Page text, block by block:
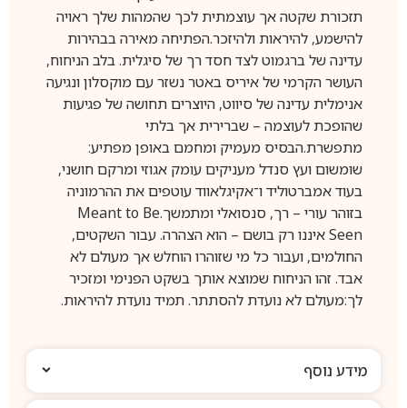
תזכורת שקטה אך עוצמתית לכך שהמהות שלך ראויה
להישמע, להיראות ולהיזכר.הפתיחה מאירה בבהירות
עדינה של ברגמוט לצד חסד רך של סיגלית. בלב הניחוח,
העושר הקרמי של איריס באטר נשזר עם מוקסלון ונגיעה
אנימלית עדינה של סיווט, היוצרים תחושה של פגיעות
שהופכת לעוצמה – שברירית אך בלתי
מתפשרת.הבסיס מעמיק ומחמם באופן מפתיע:
שומשום ועץ סנדל מעניקים עומק אגוזי ומרקם חושני,
בעוד אמברטוליד ו־אקיגלאווד עוטפים את ההרמוניה
בזוהר עורי – רך, סנסואלי ומתמשך.Meant to Be
Seen איננו רק בושם – הוא הצהרה. עבור השקטים,
החולמים, ועבור כל מי שזוהרו הוחלש אך מעולם לא
אבד. זהו הניחוח שמוצא אותך בשקט הפנימי ומזכיר
לך:מעולם לא נועדת להסתתר. תמיד נועדת להיראות.
מידע נוסף